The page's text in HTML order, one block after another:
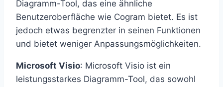
Diagramm-Tool, das eine ähnliche
Benutzeroberfläche wie Cogram bietet. Es ist
jedoch etwas begrenzter in seinen Funktionen
und bietet weniger Anpassungsmöglichkeiten.
Microsoft Visio: Microsoft Visio ist ein
leistungsstarkes Diagramm-Tool, das sowohl